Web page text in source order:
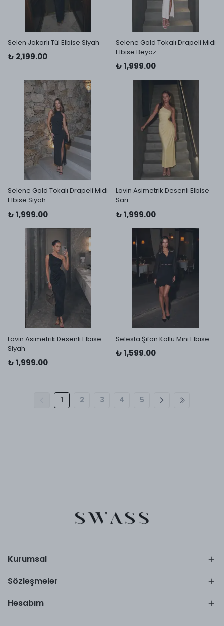
Selen Jakarlı Tül Elbise Siyah
₺ 2,199.00
Selene Gold Tokalı Drapeli Midi
Elbise Beyaz
₺ 1,999.00
Selene Gold Tokalı Drapeli Midi
Elbise Siyah
₺ 1,999.00
Lavin Asimetrik Desenli Elbise
Sarı
₺ 1,999.00
Lavin Asimetrik Desenli Elbise
Siyah
₺ 1,999.00
Selesta Şifon Kollu Mini Elbise
₺ 1,599.00
1 2 3 4 5
Kurumsal
Sözleşmeler
Hesabım